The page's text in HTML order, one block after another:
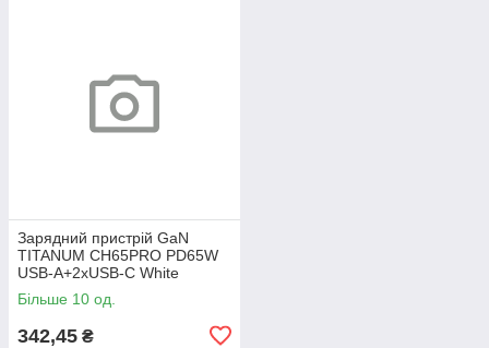
Зарядний пристрій GaN
TITANUM CH65PRO PD65W
USB-A+2xUSB-C White
(240шт/ящ)
Більше 10 од.
342,45 ₴